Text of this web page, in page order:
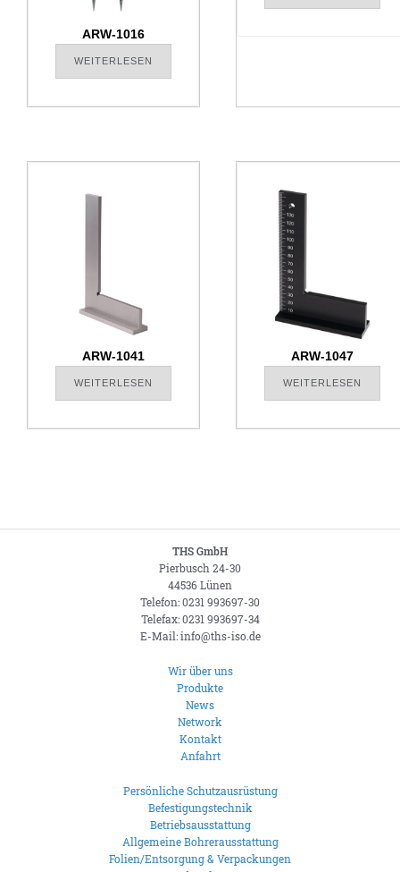
ARW-1016
WEITERLESEN
ARW-1041
WEITERLESEN
ARW-1047
WEITERLESEN
THS GmbH
Pierbusch 24-30
44536 Lünen
Telefon: 0231 993697-30
Telefax: 0231 993697-34
E-Mail: info@ths-iso.de
Wir über uns
Produkte
News
Network
Kontakt
Anfahrt
Persönliche Schutzausrüstung
Befestigungstechnik
Betriebsausstattung
Allgemeine Bohrerausstattung
Folien/Entsorgung & Verpackungen